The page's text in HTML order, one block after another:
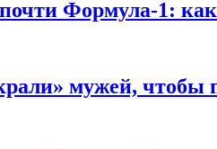
Формула-1:
мужей, чтобы